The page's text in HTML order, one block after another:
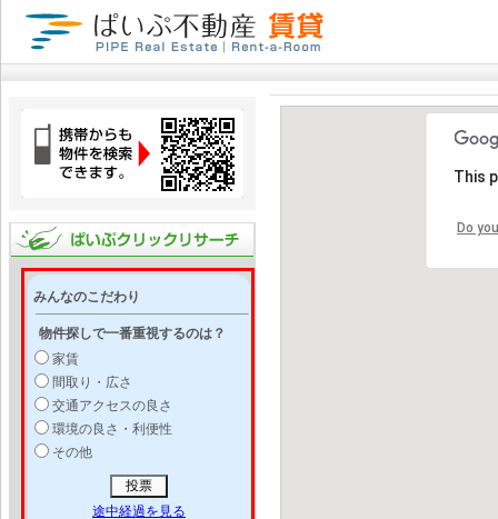
みんなのこだわり
物件探しで一番重視するのは？
家賃
間取り・広さ
交通アクセスの良さ
環境の良さ・利便性
その他
途中経過を見る
This
Do